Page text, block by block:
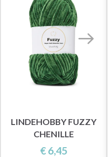
LINDEHOBBY FUZZY
CHENILLE
€ 6,45